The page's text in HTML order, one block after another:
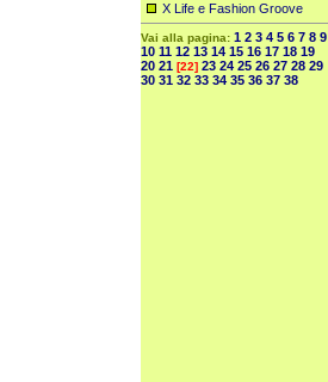
X Life e Fashion Groove
Vai alla pagina: 1 2 3 4 5 6 7 8 9
10 11 12 13 14 15 16 17 18 19
20 21 [22] 23 24 25 26 27 28 29
30 31 32 33 34 35 36 37 38